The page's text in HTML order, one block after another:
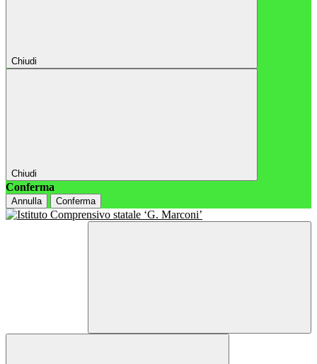
Chiudi
Chiudi
Conferma
Annulla Conferma